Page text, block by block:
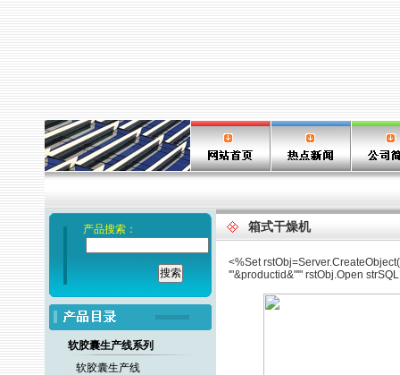
产品搜索：
软胶囊生产线系列
软胶囊生产线
箱式干燥机
<%Set
'"&productid&"'" rstObj.Open